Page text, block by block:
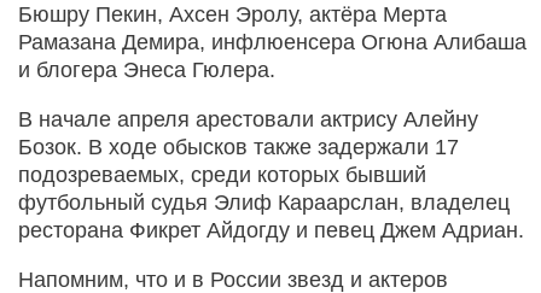
Бюшру Пекин, Ахсен Эролу, актёра Мерта
Рамазана Демира, инфлюенсера Огюна Алибаша
и блогера Энеса Гюлера.
В начале апреля арестовали актрису Алейну
Бозок. В ходе обысков также задержали 17
подозреваемых, среди которых бывший
футбольный судья Элиф Караарслан, владелец
ресторана Фикрет Айдогду и певец Джем Адриан.
Напомним, что и в России звезд и актеров